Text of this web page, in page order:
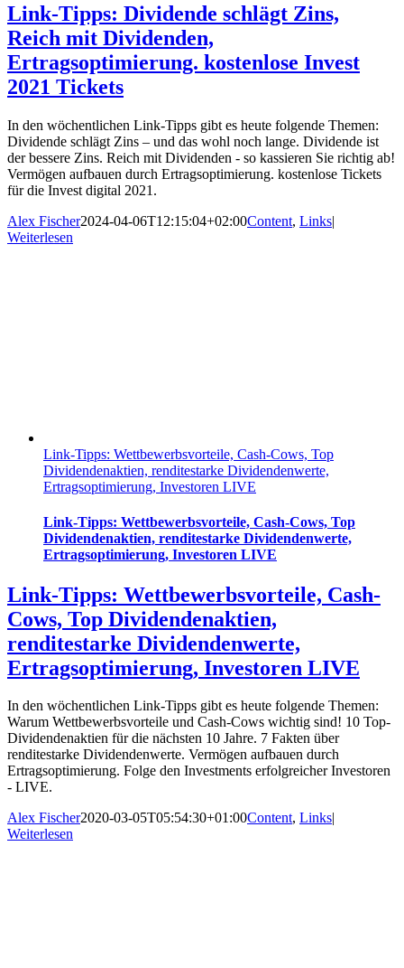
Link-Tipps: Dividende schlägt Zins,
Reich mit Dividenden,
Ertragsoptimierung. kostenlose Invest
2021 Tickets
In den wöchentlichen Link-Tipps gibt es heute folgende Themen:
Dividende schlägt Zins – und das wohl noch lange. Dividende ist
der bessere Zins. Reich mit Dividenden - so kassieren Sie richtig ab!
Vermögen aufbauen durch Ertragsoptimierung. kostenlose Tickets
für die Invest digital 2021.
Alex Fischer2024-04-06T12:15:04+02:00Content, Links|
Weiterlesen
Link-Tipps: Wettbewerbsvorteile, Cash-Cows, Top
Dividendenaktien, renditestarke Dividendenwerte,
Ertragsoptimierung, Investoren LIVE
Link-Tipps: Wettbewerbsvorteile, Cash-Cows, Top
Dividendenaktien, renditestarke Dividendenwerte,
Ertragsoptimierung, Investoren LIVE
Link-Tipps: Wettbewerbsvorteile, Cash-
Cows, Top Dividendenaktien,
renditestarke Dividendenwerte,
Ertragsoptimierung, Investoren LIVE
In den wöchentlichen Link-Tipps gibt es heute folgende Themen:
Warum Wettbewerbsvorteile und Cash-Cows wichtig sind! 10 Top-
Dividendenaktien für die nächsten 10 Jahre. 7 Fakten über
renditestarke Dividendenwerte. Vermögen aufbauen durch
Ertragsoptimierung. Folge den Investments erfolgreicher Investoren
- LIVE.
Alex Fischer2020-03-05T05:54:30+01:00Content, Links
Weiterlesen